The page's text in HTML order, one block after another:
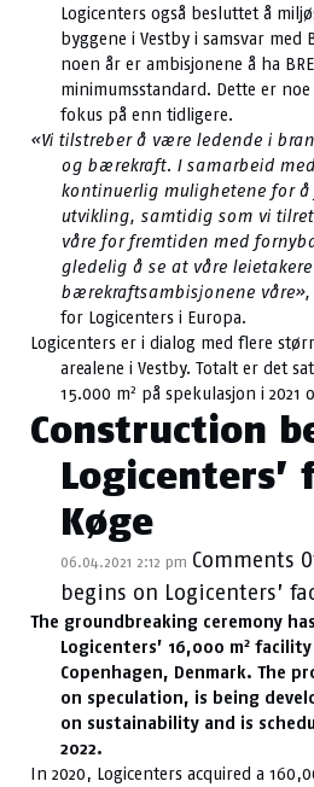
Logicenters også besluttet å
byggene i Vestby i samsvar med
noen år er ambisjonene å ha
minimumsstandard. Dette er
fokus på enn tidligere.
«Vi tilstreber å være ledende i
og bærekraft. I samarbeid med
kontinuerlig mulighetene for
utvikling, samtidig som vi
våre for fremtiden med
gledelig å se at våre
bærekraftsambisjonene
for Logicenters i Europa.
Logicenters er i dialog med flere
arealene i Vestby. Totalt er det
15.000 m2 på spekulasjon i 2021
Construction
Køge
06.04.2021 2:12 pm Comments
begins on Logicenters’
The groundbreaking ceremony
Logicenters’ 16,000 m2 facility
Copenhagen, Denmark. The
on speculation, is being
on sustainability and is
2022.
In 2020, Logicenters acquired a